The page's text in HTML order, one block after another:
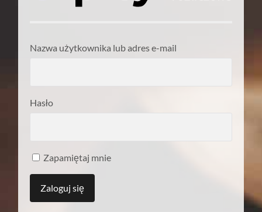
Nazwa użytkownika lub adres e-mail
Hasło
Zapamiętaj mnie